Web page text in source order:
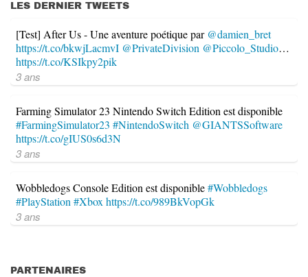
LES DERNIER TWEETS
[Test] After Us - Une aventure poétique par @damien_bret
https://t.co/bkwjLacmvI @PrivateDivision @Piccolo_Studio…
https://t.co/KSIkpy2pik
3 ans
Farming Simulator 23 Nintendo Switch Edition est disponible
#FarmingSimulator23 #NintendoSwitch @GIANTSSoftware
https://t.co/gIUS0s6d3N
3 ans
Wobbledogs Console Edition est disponible#Wobbledogs
#PlayStation #Xbox https://t.co/989BkVopGk
3 ans
PARTENAIRES